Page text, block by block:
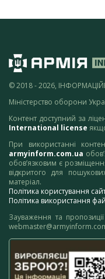
© 2018 - 2026,
Міністерство оборони
Контент доступний за
International license
При використанні
armyinform.com.ua
обов’язковим є
відкритого для
матеріал.
Політика користування
Політика використання
Зауваження та